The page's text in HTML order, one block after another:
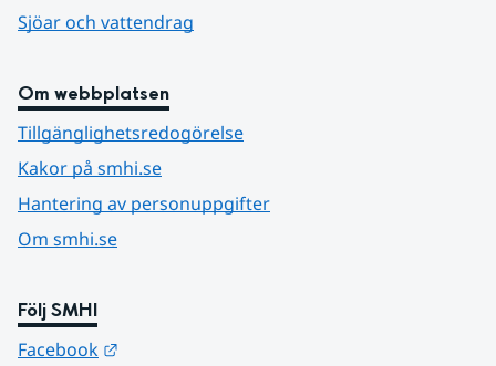
Sjöar och vattendrag
Om webbplatsen
Tillgänglighetsredogörelse
Kakor på smhi.se
Hantering av personuppgifter
Om smhi.se
Följ SMHI
Facebook